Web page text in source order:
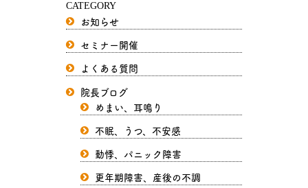
CATEGORY
お知らせ
セミナー開催
よくある質問
院長ブログ
めまい、耳鳴り
不眠、うつ、不安感
動悸、パニック障害
更年期障害、産後の不調